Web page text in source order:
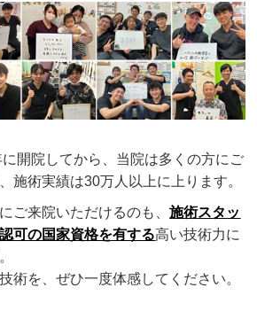
開院してから、当院は多くの方にご
施術実績は30万人以上に上ります。
ご来院いただけるのも、施術スタッ
可の国家資格を有する高い技術力に
術を、ぜひ一度体感してください。